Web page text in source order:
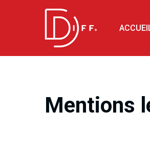
Mentions